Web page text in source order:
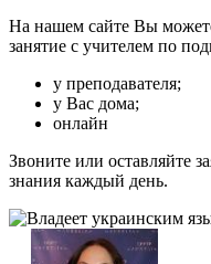
На нашем сайте Вы
занятие с учителем по
у преподавателя;
у Вас дома;
онлайн
Звоните или оставляйте
знания каждый день.